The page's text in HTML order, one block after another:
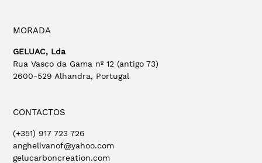
MORADA
GELUAC, Lda
Rua Vasco da Gama nº 12 (antigo 73)
2600-529 Alhandra, Portugal
CONTACTOS
(+351) 917 723 726
anghelivanof@yahoo.com
gelucarboncreation.com